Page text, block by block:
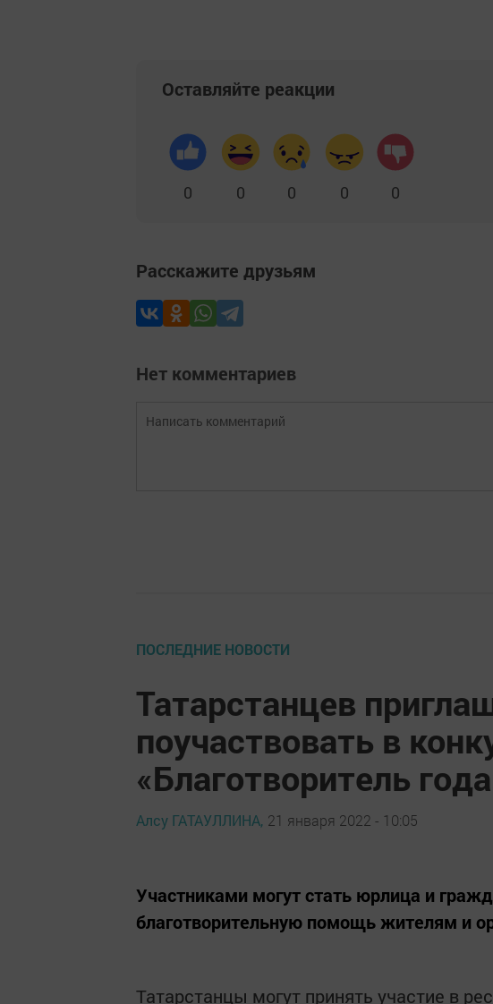
Оставляйте реакции
0 0 0 0 0
Расскажите друзьям
Нет комментариев
ПОСЛЕДНИЕ НОВОСТИ
Татарстанцев
поучаствовать в
«Благотворитель
Алсу ГАТАУЛЛИНА, 21 января 2022 - 10:05
Участниками могут стать юрлица и
благотворительную помощь жителям и
Татарстанцы могут принять участие в